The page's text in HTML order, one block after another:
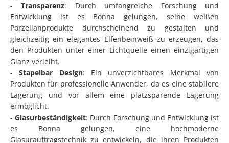
-Transparenz: Durch umfangreiche Forschung und
Entwicklung ist es Bonna gelungen, seine weißen
Porzellanprodukte durchscheinend zu gestalten und
gleichzeitig ein elegantes Elfenbeinweiß zu erzeugen, das
den Produkten unter einer Lichtquelle einen einzigartigen
Glanz verleiht.
-Stapelbar Design: Ein unverzichtbares Merkmal von
Produkten für professionelle Anwender, da es eine stabilere
Lagerung und vor allem eine platzsparende Lagerung
ermöglicht.
-Glasurbeständigkeit: Durch Forschung und Entwicklung ist
es Bonna gelungen, eine hochmoderne
Glasurauftragstechnik zu entwickeln, die ihren Produkten